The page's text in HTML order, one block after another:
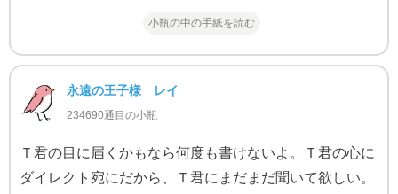
小瓶の中の手紙を読む
永遠の王子様 レイ
234690通目の小瓶
Ｔ君の目に届くかもなら何度も書けないよ。Ｔ君の心に
ダイレクト宛にだから、Ｔ君にまだまだ聞いて欲しい。